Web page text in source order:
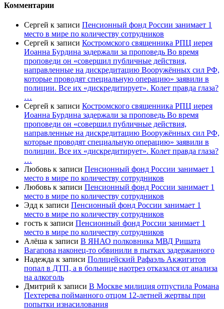
Комментарии
Сергей к записи Пенсионный фонд России занимает 1
место в мире по количеству сотрудников
Сергей к записи Костромского священника РПЦ иерея
Иоанна Бурдина задержали за проповедь Во время
проповеди он «совершил публичные действия,
направленные на дискредитацию Вооружённых сил РФ,
которые проводят специальную операцию» заявили в
полиции. Все их «дискредитирует». Колет правда глаза?
…
Сергей к записи Костромского священника РПЦ иерея
Иоанна Бурдина задержали за проповедь Во время
проповеди он «совершил публичные действия,
направленные на дискредитацию Вооружённых сил РФ,
которые проводят специальную операцию» заявили в
полиции. Все их «дискредитирует». Колет правда глаза?
…
Любовь к записи Пенсионный фонд России занимает 1
место в мире по количеству сотрудников
Любовь к записи Пенсионный фонд России занимает 1
место в мире по количеству сотрудников
Эдд к записи Пенсионный фонд России занимает 1
место в мире по количеству сотрудников
гость к записи Пенсионный фонд России занимает 1
место в мире по количеству сотрудников
Алёша к записи В ЯНАО полковника МВД Ришата
Вагапова наконец-то обвинили в пытках задержанного
Надежда к записи Полицейский Рафаэль Акжигитов
попал в ДТП, а в больнице наотрез отказался от анализа
на алкоголь
Дмитрий к записи В Москве милиция отпустила Романа
Пехтерева пойманного отцом 12-летней жертвы при
попытки изнасилования